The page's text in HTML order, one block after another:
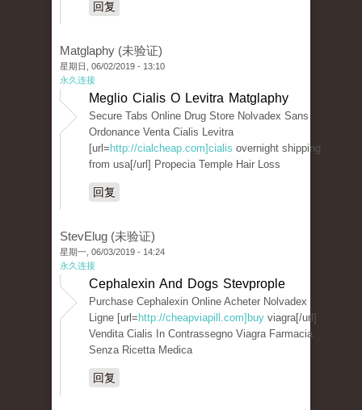
回复
Matglaphy (未验证)
星期日, 06/02/2019 - 13:10
永久连接
Meglio Cialis O Levitra Matglaphy
Secure Tabs Online Drug Store Nolvadex Sans
Ordonance Venta Cialis Levitra
[url= http://cialcheap.com]cialis overnight shipping
from usa[/url] Propecia Temple Hair Loss
回复
StevElug (未验证)
星期一, 06/03/2019 - 14:24
永久连接
Cephalexin And Dogs Stevprople
Purchase Cephalexin Online Acheter Nolvadex
Ligne [url= http://cheapviapill.com]buy viagra[/url]
Vendita Cialis In Contrassegno Viagra Farmacia
Senza Ricetta Medica
回复